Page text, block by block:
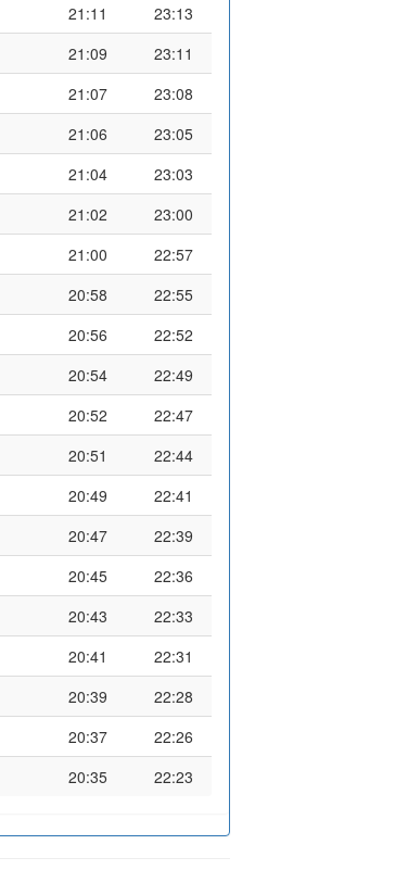
21:11
23:13
21:09
23:11
21:07
23:08
21:06
23:05
21:04
23:03
21:02
23:00
21:00
22:57
20:58
22:55
20:56
22:52
20:54
22:49
20:52
22:47
20:51
22:44
20:49
22:41
20:47
22:39
20:45
22:36
20:43
22:33
20:41
22:31
20:39
22:28
20:37
22:26
20:35 22:23